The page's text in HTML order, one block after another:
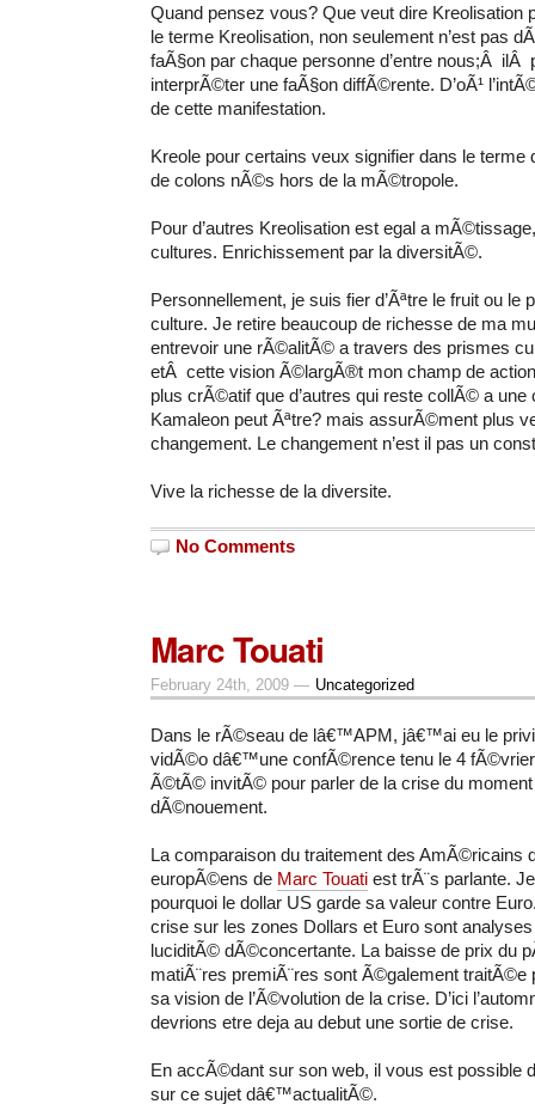
Quand pensez vous? Que veut dire Kreolisation
le terme Kreolisation, non seulement n’est pas
faÃ§on par chaque personne d’entre nous;Â ilÂ
interprÃ©ter une faÃ§on diffÃ©rente. D’oÃ¹
de cette manifestation.
Kreole pour certains veux signifier dans le terme
de colons nÃ©s hors de la mÃ©tropole.
Pour d’autres Kreolisation est egal a
cultures. Enrichissement par la diversitÃ©.
Personnellement, je suis fier d’Ãªtre le fruit ou le
culture. Je retire beaucoup de richesse de ma
entrevoir une rÃ©alitÃ© a travers des prismes
etÂ cette vision Ã©largÃ®t mon champ de
plus crÃ©atif que d’autres qui reste collÃ© a une
Kamaleon peut Ãªtre? mais assurÃ©ment plus
changement. Le changement n’est il pas un
Vive la richesse de la diversite.
No Comments
Marc Touati
February 24th, 2009 — Uncategorized
Dans le rÃ©seau de lâ€™APM, jâ€™ai eu le
vidÃ©o dâ€™une confÃ©rence tenu le 4
Ã©tÃ© invitÃ© pour parler de la crise du
dÃ©nouement.
La comparaison du traitement des AmÃ©ricains
europÃ©ens de Marc Touati est trÃ¨s parlante.
pourquoi le dollar US garde sa valeur contre
crise sur les zones Dollars et Euro sont
luciditÃ© dÃ©concertante. La baisse de prix du
matiÃ¨res premiÃ¨res sont Ã©galement traitÃ©e
sa vision de l’Ã©volution de la crise. D’ici
devrions etre deja au debut une sortie de crise.
En accÃ©dant sur son web, il vous est possible
sur ce sujet dâ€™actualitÃ©.